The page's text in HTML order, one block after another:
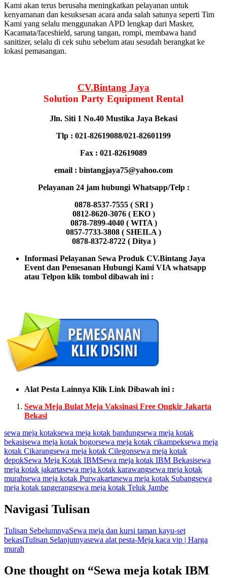
Kami akan terus berusaha meningkatkan pelayanan untuk
kenyamanan dan kesuksesan acara anda salah satunya seperti Tim
Kami yang selalu menggunakan APD lengkap dari Masker,
Kacamata/faceshield, sarung tangan, rompi, membawa hand
sanitizer, selalu di cek suhu sebelum atau sesudah berangkat ke
lokasi pemasangan.
CV.Bintang Jaya
Solution Party EquipmentRental
Jln. Siti 1 No.40 Mustika Jaya Bekasi
Tlp : 021-82619088/021-82601199
Fax : 021-82619089
email : bintangjaya75@yahoo.com
Pelayanan 24 jam hubungi Whatsapp/Telp :
0878-8537-7555 ( SRI )
0812-8620-3076 ( EKO )
0878-7899-4040 ( WITA )
0857-7733-3808 ( SHEILA )
0878-8372-8722 ( Ditya )
Informasi Pelayanan Sewa Produk CV.Bintang Jaya
Event dan Pemesanan Hubungi Kami VIA whatsapp
atau Telpon klik tombol dibawah ini :
Alat Pesta Lainnya Klik Link Dibawah ini :
Sewa Meja Bulat Meja Vaksinasi Free Ongkir Jakarta
Bekasi
sewa meja kotaksewa meja kotak bandungsewa meja kotak
bekasisewa meja kotak bogorsewa meja kotak cikampeksewa meja
kotak Cikarangsewa meja kotak Cilegonsewa meja kotak
depokSewa Meja Kotak IBMSewa meja kotak IBM Bekasisewa
meja kotak jakartasewa meja kotak karawangsewa meja kotak
murahsewa meja kotak Purwakartasewa meja kotak Subangsewa
meja kotak tangerangsewa meja kotak Teluk Jambe
Navigasi Tulisan
Tulisan SebelumnyaSewa meja dan kursi taman kayu-set
bekasiTulisan Selanjutnyasewa alat pesta-Meja kaca vip | Harga
murah
One thought on “Sewa meja kotak IBM